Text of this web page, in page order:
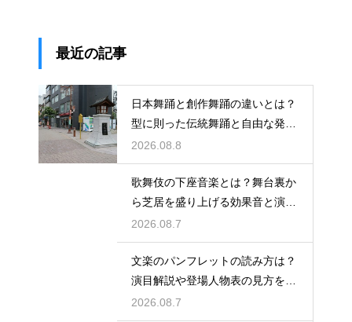
最近の記事
日本舞踊と創作舞踊の違いとは？
型に則った伝統舞踊と自由な発想
の新作ダンス！表現の枠組みや題
材の違いを解説
2026.08.8
歌舞伎の下座音楽とは？舞台裏か
ら芝居を盛り上げる効果音と演奏
を解説
2026.08.7
文楽のパンフレットの読み方は？
演目解説や登場人物表の見方をわ
かりやすく紹介
2026.08.7